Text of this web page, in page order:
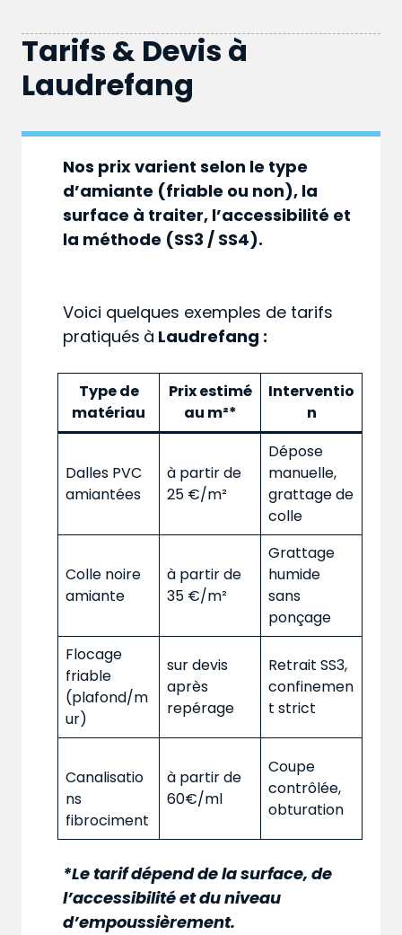
Tarifs & Devis à
Laudrefang
Nos prix varient selon le type
d’amiante (friable ou non), la
surface à traiter, l’accessibilité et
la méthode (SS3 / SS4).
Voici quelques exemples de tarifs
pratiqués à Laudrefang :
Type de
matériau
Prix estimé
au m²*
Interventio
n
Dalles PVC
amiantées
à partir de
25 €/m²
Dépose
manuelle,
grattage de
colle
Colle noire
amiante
à partir de
35 €/m²
Grattage
humide
sans
ponçage
Flocage
friable
(plafond/m
ur)
sur devis
après
repérage
Retrait SS3,
confinemen
t strict
Canalisatio
ns
fibrociment
à partir de
60€/ml
Coupe
contrôlée,
obturation
*Le tarif dépend de la surface, de
l’accessibilité et du niveau
d’empoussièrement.